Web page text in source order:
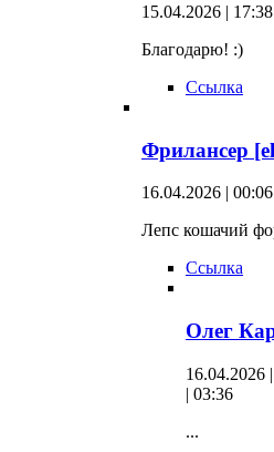
15.04.2026 | 17:38
Благодарю! :)
Ссылка
Фрилансер
16.04.2026 | 00:06
Лепс кошачий
Ссылка
Олег
16.04.2026
| 03:36
...